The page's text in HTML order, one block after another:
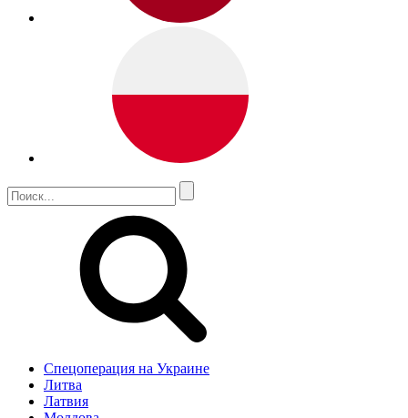
Спецоперация на Украине
Литва
Латвия